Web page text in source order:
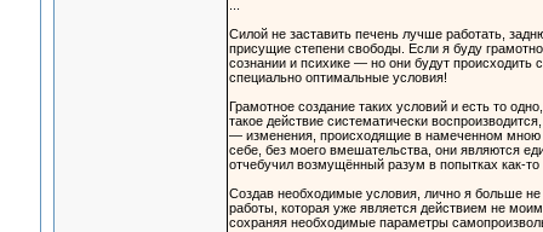
Силой не заставить печень лучше работать,
присущие степени свободы. Если я буду
сознании и психике — но они будут
специально оптимальные условия!
Грамотное создание таких условий и есть то
такое действие систематически
— изменения, происходящие в намеченном мною
себе, без моего вмешательства, они являются
отчебучил возмущённый разум в попытках как-
Создав необходимые условия, лично я больше
работы, которая уже является действием не
сохраняя необходимые параметры